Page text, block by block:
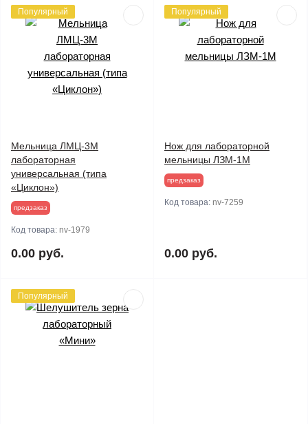
Популярный
Мельница ЛМЦ-3М
лабораторная
универсальная (типа
«Циклон»)
предзаказ
Код товара: nv-1979
0.00 руб.
Популярный
Нож для лабораторной
мельницы ЛЗМ-1М
предзаказ
Код товара: nv-7259
0.00 руб.
Популярный